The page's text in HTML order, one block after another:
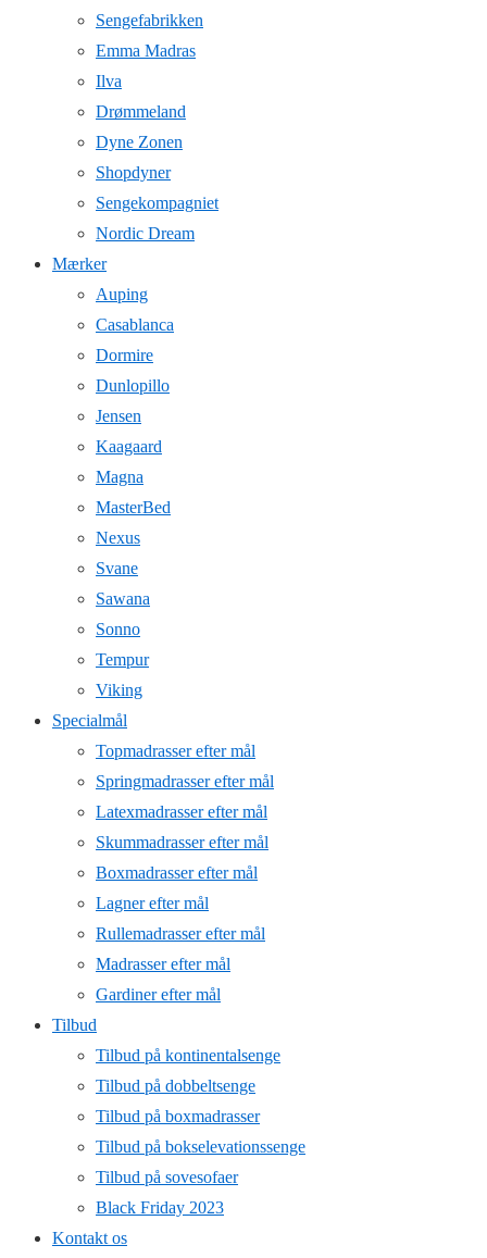
Sengefabrikken
Emma Madras
Ilva
Drømmeland
Dyne Zonen
Shopdyner
Sengekompagniet
Nordic Dream
Mærker
Auping
Casablanca
Dormire
Dunlopillo
Jensen
Kaagaard
Magna
MasterBed
Nexus
Svane
Sawana
Sonno
Tempur
Viking
Specialmål
Topmadrasser efter mål
Springmadrasser efter mål
Latexmadrasser efter mål
Skummadrasser efter mål
Boxmadrasser efter mål
Lagner efter mål
Rullemadrasser efter mål
Madrasser efter mål
Gardiner efter mål
Tilbud
Tilbud på kontinentalsenge
Tilbud på dobbeltsenge
Tilbud på boxmadrasser
Tilbud på bokselevationssenge
Tilbud på sovesofaer
Black Friday 2023
Kontakt os